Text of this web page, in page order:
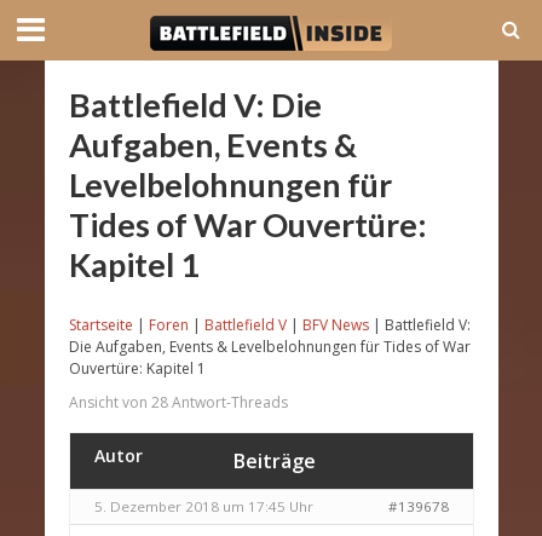
Battlefield V: Die
Aufgaben, Events &
Levelbelohnungen für
Tides of War Ouvertüre:
Kapitel 1
Startseite | Foren | Battlefield V | BFV News | Battlefield V:
Die Aufgaben, Events & Levelbelohnungen für Tides of War
Ouvertüre: Kapitel 1
Ansicht von 28 Antwort-Threads
Autor Beiträge
5. Dezember 2018 um 17:45 Uhr #139678